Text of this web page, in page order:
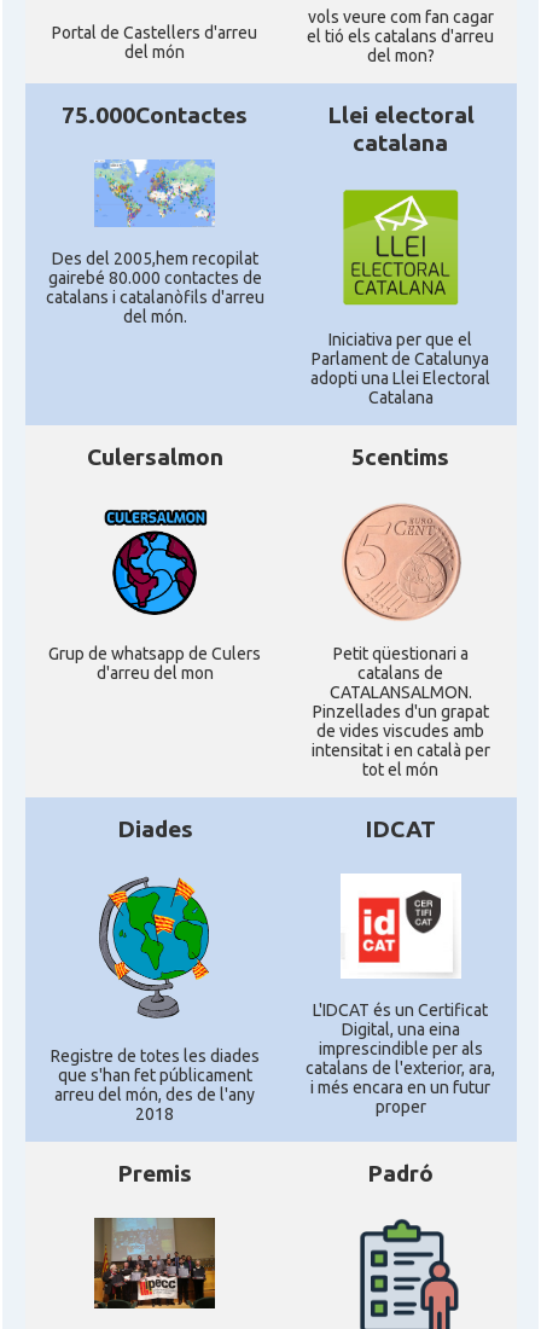
Portal de Castellers d'arreu
del món
vols veure com fan cagar
el tió els catalans d'arreu
del mon?
75.000Contactes
Des del 2005,hem recopilat
gairebé 80.000 contactes de
catalans i catalanòfils d'arreu
del món.
Llei electoral
catalana
Iniciativa per que el
Parlament de Catalunya
adopti una Llei Electoral
Catalana
Culersalmon
Grup de whatsapp de Culers
d'arreu del mon
5centims
Petit qüestionari a
catalans de
CATALANSALMON.
Pinzellades d'un grapat
de vides viscudes amb
intensitat i en català per
tot el món
Diades
Registre de totes les diades
que s'han fet públicament
arreu del món, des de l'any
2018
IDCAT
L'IDCAT és un Certificat
Digital, una eina
imprescindible per als
catalans de l'exterior, ara,
i més encara en un futur
proper
Premis Padró